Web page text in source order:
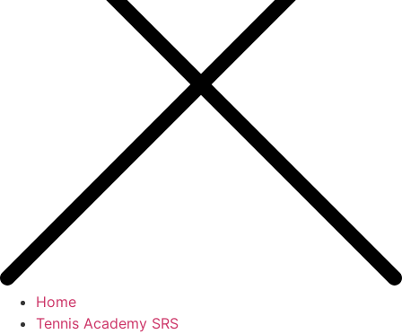
Home
Tennis Academy SRS